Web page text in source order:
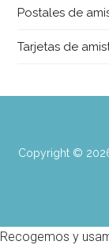
Postales de
Tarjetas de
Copyright ©
Recogemos y